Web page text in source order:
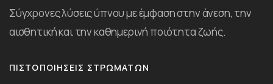
Σύγχρονες λύσεις ύπνου με έμφαση στην άνεση, την
αισθητική και την καθημερινή ποιότητα ζωής.
ΠΙΣΤΟΠΟΙΉΣΕΙΣ ΣΤΡΩΜΆΤΩΝ